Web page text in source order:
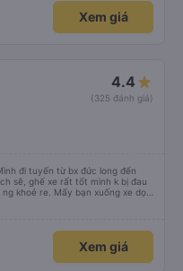
Xem giá
4.4
(325 đánh giá)
đi tuyến từ bx đức long đến
sẽ, ghế xe rất tốt mình k bị đau
khoẻ re. Mấy bạn xuống xe dọc
Xem giá